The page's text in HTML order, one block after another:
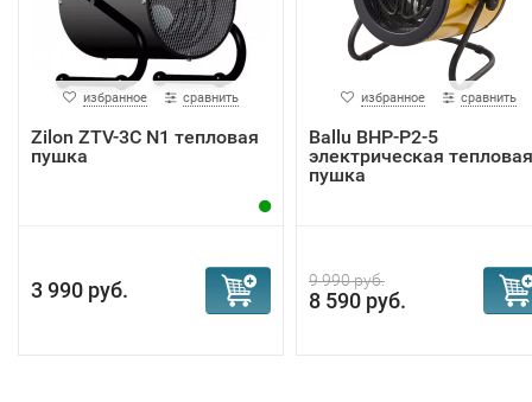
избранное сравнить
Zilon ZTV-3С N1 тепловая
пушка
3 990 руб.
избранное сравнить
Ballu BНР-P2-5
электрическая тепловая
пушка
9 990 руб.
8 590 руб.